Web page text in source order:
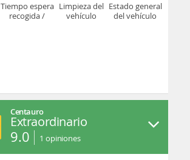
Tiempo espera
recogida /
Limpieza del
vehículo
Estado general
del vehículo
Centauro
Extraordinario
9.0 1 opiniones